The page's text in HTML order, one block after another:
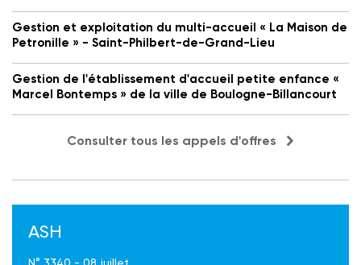
Gestion et exploitation du multi-accueil « La Maison de
Petronille » - Saint-Philbert-de-Grand-Lieu
Gestion de l'établissement d'accueil petite enfance «
Marcel Bontemps » de la ville de Boulogne-Billancourt
Consulter tous les appels d'offres
ASH